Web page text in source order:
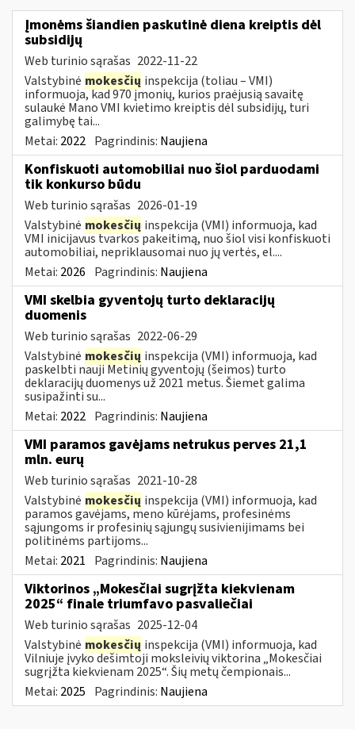
Įmonėms šiandien paskutinė diena kreiptis dėl
subsidijų
Web turinio sąrašas 2022-11-22
Valstybinė mokesčių inspekcija (toliau – VMI)
informuoja, kad 970 įmonių, kurios praėjusią savaitę
sulaukė Mano VMI kvietimo kreiptis dėl subsidijų, turi
galimybę tai...
Metai: 2022 Pagrindinis: Naujiena
Konfiskuoti automobiliai nuo šiol parduodami
tik konkurso būdu
Web turinio sąrašas 2026-01-19
Valstybinė mokesčių inspekcija (VMI) informuoja, kad
VMI inicijavus tvarkos pakeitimą, nuo šiol visi konfiskuoti
automobiliai, nepriklausomai nuo jų vertės, el....
Metai: 2026 Pagrindinis: Naujiena
VMI skelbia gyventojų turto deklaracijų
duomenis
Web turinio sąrašas 2022-06-29
Valstybinė mokesčių inspekcija (VMI) informuoja, kad
paskelbti nauji Metinių gyventojų (šeimos) turto
deklaracijų duomenys už 2021 metus. Šiemet galima
susipažinti su...
Metai: 2022 Pagrindinis: Naujiena
VMI paramos gavėjams netrukus perves 21,1
mln. eurų
Web turinio sąrašas 2021-10-28
Valstybinė mokesčių inspekcija (VMI) informuoja, kad
paramos gavėjams, meno kūrėjams, profesinėms
sąjungoms ir profesinių sąjungų susivienijimams bei
politinėms partijoms...
Metai: 2021 Pagrindinis: Naujiena
Viktorinos „Mokesčiai sugrįžta kiekvienam
2025“ finale triumfavo pasvaliečiai
Web turinio sąrašas 2025-12-04
Valstybinė mokesčių inspekcija (VMI) informuoja, kad
Vilniuje įvyko dešimtoji moksleivių viktorina „Mokesčiai
sugrįžta kiekvienam 2025“. Šių metų čempionais...
Metai: 2025 Pagrindinis: Naujiena